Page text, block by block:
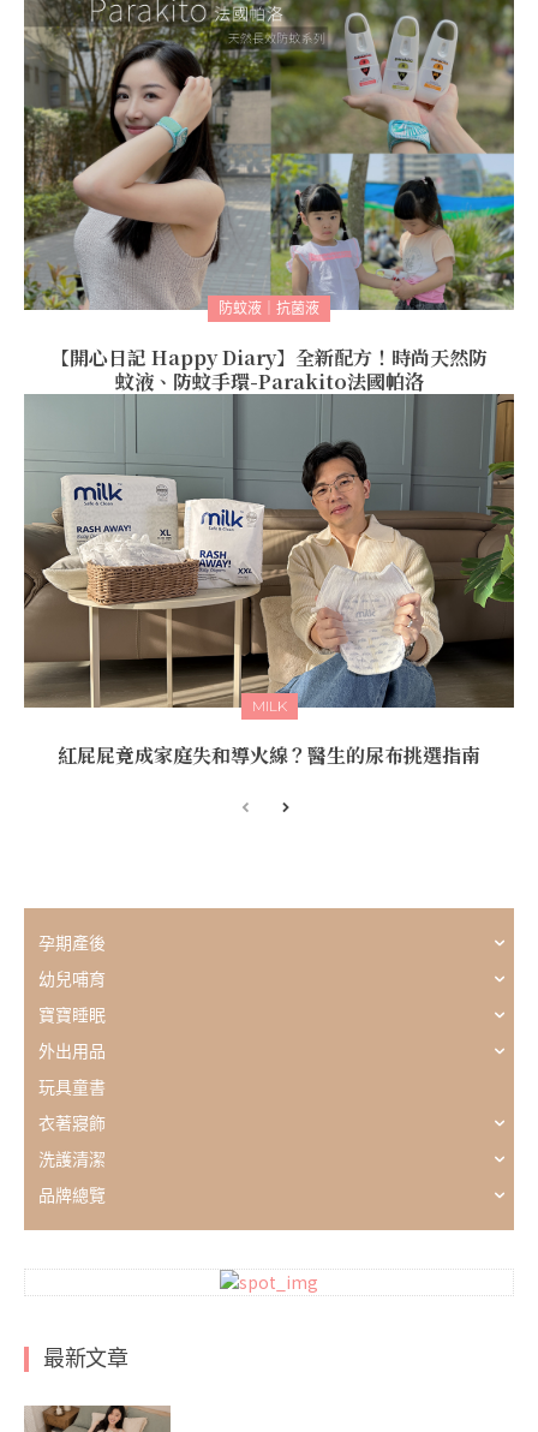
防蚊液｜抗菌液
【開心日記 Happy Diary】全新配方！時尚天然防
蚊液、防蚊手環-Parakito法國帕洛
MILK
紅屁屁竟成家庭失和導火線？醫生的尿布挑選指南
孕期產後
幼兒哺育
寶寶睡眠
外出用品
玩具童書
衣著寢飾
洗護清潔
品牌總覽
最新文章